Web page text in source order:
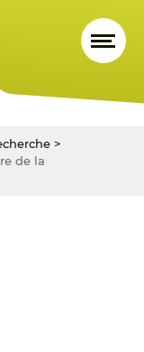
>
de la